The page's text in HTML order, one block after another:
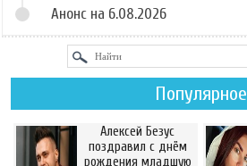
Анонс на 6.08.2026
Популярное
Алексей Безус
поздравил с днём
рождения младшую